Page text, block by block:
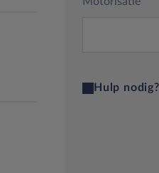
Hulp nodig?